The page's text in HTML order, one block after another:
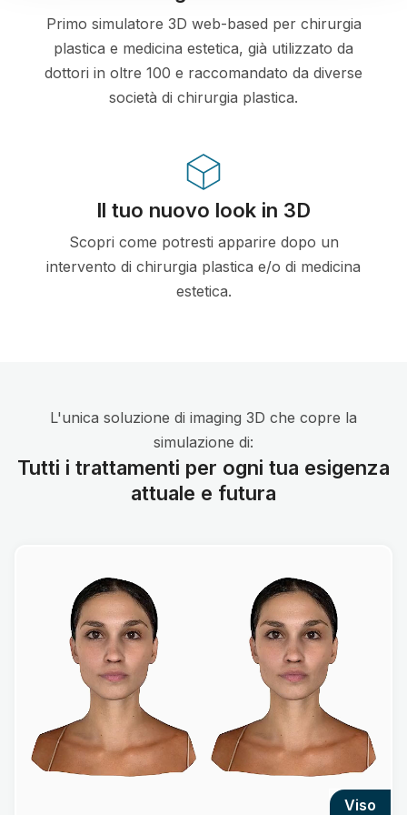
Primo simulatore 3D web-based per chirurgia
plastica e medicina estetica, già utilizzato da
dottori in oltre 100 e raccomandato da diverse
società di chirurgia plastica.
Il tuo nuovo look in 3D
Scopri come potresti apparire dopo un
intervento di chirurgia plastica e/o di medicina
estetica.
L'unica soluzione di imaging 3D che copre la
simulazione di:
Tutti i trattamenti per ogni tua esigenza
attuale e futura
viso